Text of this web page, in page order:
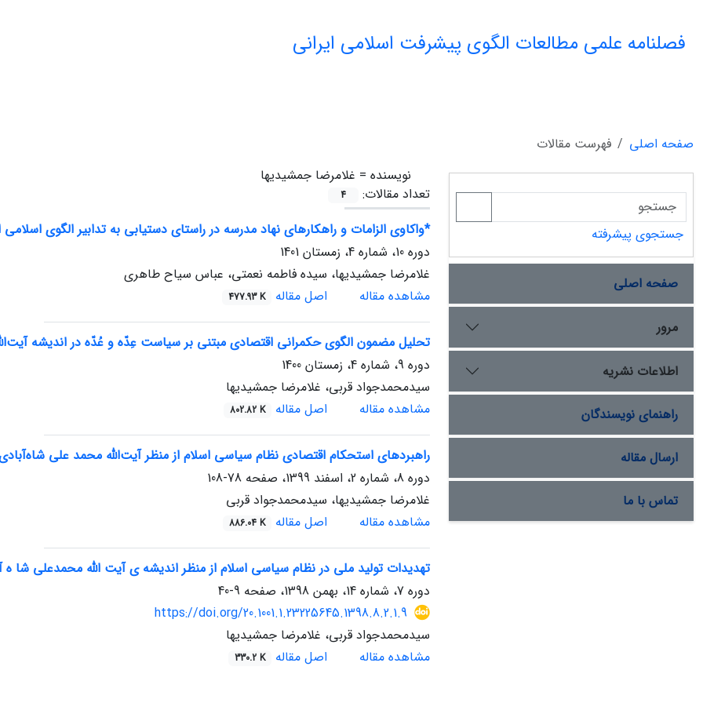
فصلنامه علمی مطالعات الگوی پیشرفت اسلامی ایرانی
صفحه اصلی
فهرست مقالات
نویسنده = غلامرضا جمشیدیها
تعداد مقالات:
4
*واکاوی الزامات و راهکارهای نهاد مدرسه در راستای دستیابی به تدابیر الگوی
دوره 10، شماره 4، زمستان 1401
غلامرضا جمشیدیها، سیده فاطمه نعمتی، عباس سیاح طاهری
مشاهده مقاله
اصل مقاله 477.93 K
تحلیل مضمون الگوی حکمرانی اقتصادی مبتنی بر سیاست عِدّه و عُدّه در اندیشه
دوره 9، شماره 4، زمستان 1400
سیدمحمدجواد قربی، غلامرضا جمشیدیها
مشاهده مقاله
اصل مقاله 802.82 K
راهبردهای استحکام اقتصادی نظام سیاسی اسلام از منظر آیت‌الله محمد علی
دوره 8، شماره 2، اسفند 1399، صفحه
78-108
غلامرضا جمشیدیها، سیدمحمدجواد قربی
مشاهده مقاله
اصل مقاله 886.04 K
تهدیدات تولید ملی در نظام سیاسی اسلام از منظر اندیشه ی آیت الله محمدعلی شا ه
دوره 7، شماره 14، بهمن 1398، صفحه
9-40
https://doi.org/20.1001.1.23225645.1398.8.2.1.9
سیدمحمدجواد قربی، غلامرضا جمشیدیها
مشاهده مقاله
اصل مقاله 330.2 K
جستجوی پیشرفته
صفحه اصلی
مرور
اطلاعات نشریه
راهنمای نویسندگان
ارسال مقاله
تماس با ما